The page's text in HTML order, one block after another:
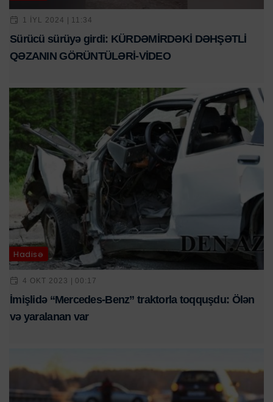
1 IYL 2024 | 11:34
Sürücü sürüyə girdi: KÜRDƏMİRDƏKİ DƏHŞƏTLİ
QƏZANIN GÖRÜNTÜLƏRİ-VİDEO
Hadisə
4 OKT 2023 | 00:17
İmişlidə “Mercedes-Benz” traktorla toqquşdu: Ölən
və yaralanan var